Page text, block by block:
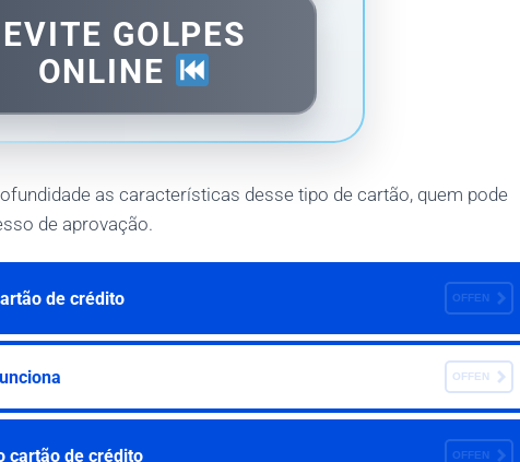
EVITE GOLPES
ONLINE
as características desse tipo de cartão, quem pode
de aprovação.
de crédito OFFEN
OFFEN
cartão de crédito OFFEN